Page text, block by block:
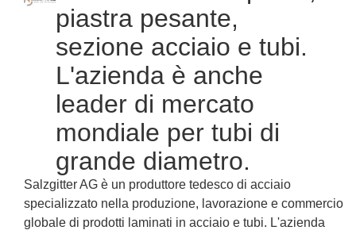
piastra pesante,
sezione acciaio e tubi.
L'azienda è anche
leader di mercato
mondiale per tubi di
grande diametro.
Salzgitter AG è un produttore tedesco di acciaio
specializzato nella produzione, lavorazione e commercio
globale di prodotti laminati in acciaio e tubi. L'azienda